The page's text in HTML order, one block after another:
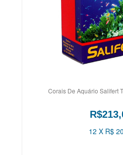
Corais De Aquário Salifert
12 X R$